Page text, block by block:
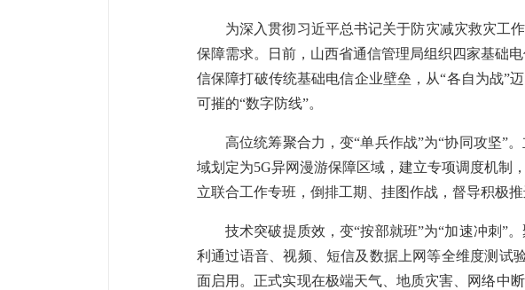
为深入贯彻习近平总书记关于防灾减灾救灾工
保障需求。日前，山西省通信管理局组织四家基础
信保障打破传统基础电信企业壁垒，从“各自为战”
可摧的“数字防线”。
高位统筹聚合力，变“单兵作战”为“协同攻坚”
域划定为5G异网漫游保障区域，建立专项调度机制
立联合工作专班，倒排工期、挂图作战，督导积极
技术突破提质效，变“按部就班”为“加速冲刺”
利通过语音、视频、短信及数据上网等全维度测试
面启用。正式实现在极端天气、地质灾害、网络中